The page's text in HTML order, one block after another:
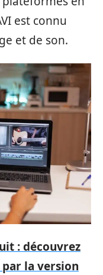
est connu
et de son.
: découvrez
la version